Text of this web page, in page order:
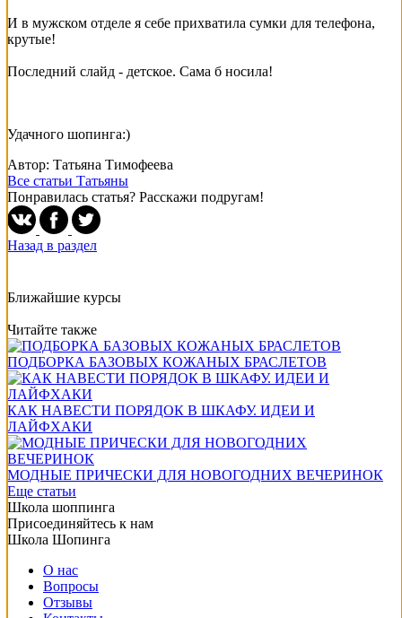
И в мужском отделе я себе прихватила сумки для телефона,
крутые!
Последний слайд - детское. Сама б носила!
Удачного шопинга:)
Автор: Татьяна Тимофеева
Все статьи Татьяны
Понравилась статья? Расскажи подругам!
Назад в раздел
Ближайшие курсы
Читайте также
ПОДБОРКА БАЗОВЫХ КОЖАНЫХ БРАСЛЕТОВ
КАК НАВЕСТИ ПОРЯДОК В ШКАФУ. ИДЕИ И
ЛАЙФХАКИ
МОДНЫЕ ПРИЧЕСКИ ДЛЯ НОВОГОДНИХ ВЕЧЕРИНОК
Еще статьи
Школа шоппинга
Присоединяйтесь к нам
Школа Шопинга
О нас
Вопросы
Отзывы